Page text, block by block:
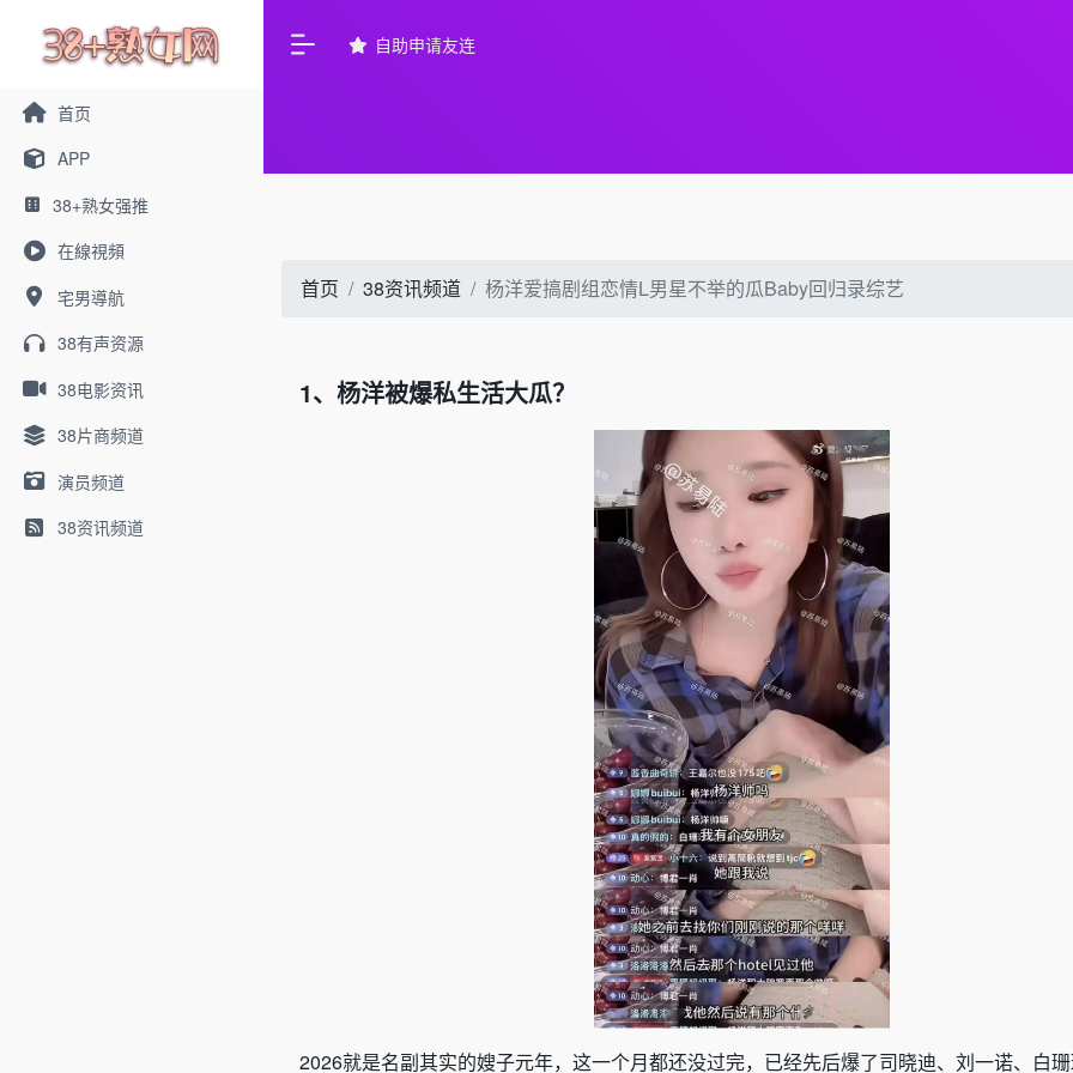
首页
APP
38+熟女强推
在線視頻
宅男導航
38有声资源
38电影资讯
38片商频道
演员频道
38资讯频道
自助申请友连
首页 38资讯频道 杨洋爱搞剧组恋情L男星不举的瓜Baby回归录综艺
1、杨洋被爆私生活大瓜？
2026就是名副其实的嫂子元年，这一个月都还没过完，已经先后爆了司晓迪、刘一诺、白